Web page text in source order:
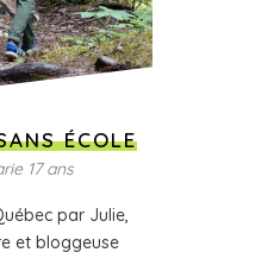
ÉCOLE
17 ans
par Julie,
et bloggeuse